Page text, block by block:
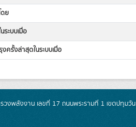
ย
ระบบเมื่อ
งครั้งล่าสุดในระบบเมื่อ
พลังงาน เลขที่ 17 ถนนพระรามที่ 1 เขตปทุมวัน